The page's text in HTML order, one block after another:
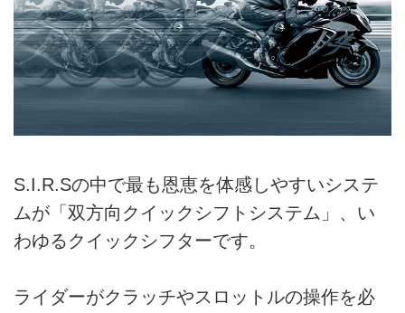
S.I.R.Sの中で最も恩恵を体感しやすいシステ
ムが「双方向クイックシフトシステム」、い
わゆるクイックシフターです。
ライダーがクラッチやスロットルの操作を必